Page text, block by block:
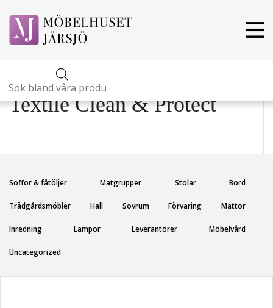
Textile Clean & Protect
Soffor & fåtöljer Matgrupper Stolar Bord
Trädgårdsmöbler Hall Sovrum Förvaring Mattor
Inredning Lampor Leverantörer Möbelvård
Uncategorized